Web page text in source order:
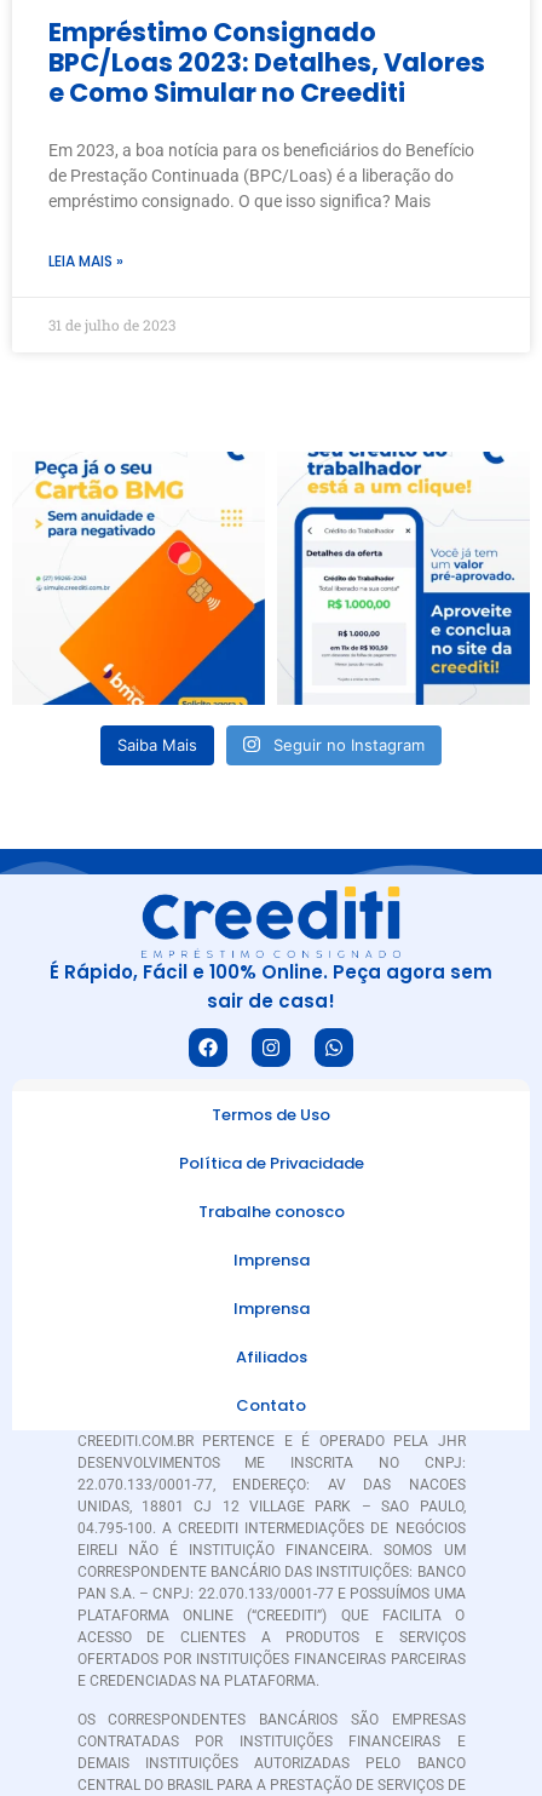
Empréstimo Consignado
BPC/Loas 2023: Detalhes, Valores
e Como Simular no Creediti
Em 2023, a boa notícia para os beneficiários do Benefício
de Prestação Continuada (BPC/Loas) é a liberação do
empréstimo consignado. O que isso significa? Mais
LEIA MAIS »
31 de julho de 2023
Saiba Mais Seguir no Instagram
É Rápido, Fácil e 100% Online. Peça agora sem
sair de casa!
Termos de Uso
Política de Privacidade
Trabalhe conosco
Imprensa
Imprensa
Afiliados
Contato
CREEDITI.COM.BR PERTENCE E É OPERADO PELA JHR
DESENVOLVIMENTOS ME INSCRITA NO CNPJ:
22.070.133/0001-77, ENDEREÇO: AV DAS NACOES
UNIDAS, 18801 CJ 12 VILLAGE PARK – SAO PAULO,
04.795-100. A CREEDITI INTERMEDIAÇÕES DE NEGÓCIOS
EIRELI NÃO É INSTITUIÇÃO FINANCEIRA. SOMOS UM
CORRESPONDENTE BANCÁRIO DAS INSTITUIÇÕES: BANCO
PAN S.A. – CNPJ: 22.070.133/0001-77 E POSSUÍMOS UMA
PLATAFORMA ONLINE (“CREEDITI”) QUE FACILITA O
ACESSO DE CLIENTES A PRODUTOS E SERVIÇOS
OFERTADOS POR INSTITUIÇÕES FINANCEIRAS PARCEIRAS
E CREDENCIADAS NA PLATAFORMA.
OS CORRESPONDENTES BANCÁRIOS SÃO EMPRESAS
CONTRATADAS POR INSTITUIÇÕES FINANCEIRAS E
DEMAIS INSTITUIÇÕES AUTORIZADAS PELO BANCO
CENTRAL DO BRASIL PARA A PRESTAÇÃO DE SERVIÇOS DE